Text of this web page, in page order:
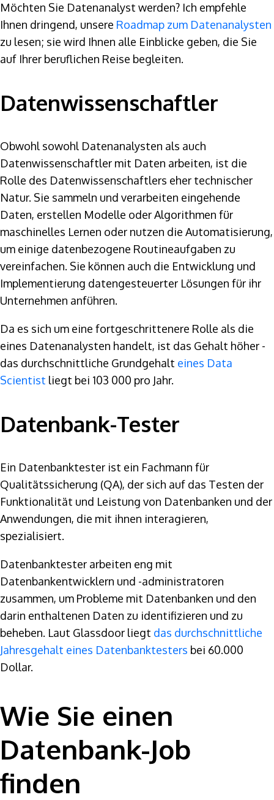
Möchten Sie Datenanalyst werden? Ich empfehle
Ihnen dringend, unsere Roadmap zum Datenanalysten
zu lesen; sie wird Ihnen alle Einblicke geben, die Sie
auf Ihrer beruflichen Reise begleiten.
Datenwissenschaftler
Obwohl sowohl Datenanalysten als auch
Datenwissenschaftler mit Daten arbeiten, ist die
Rolle des Datenwissenschaftlers eher technischer
Natur. Sie sammeln und verarbeiten eingehende
Daten, erstellen Modelle oder Algorithmen für
maschinelles Lernen oder nutzen die Automatisierung,
um einige datenbezogene Routineaufgaben zu
vereinfachen. Sie können auch die Entwicklung und
Implementierung datengesteuerter Lösungen für ihr
Unternehmen anführen.
Da es sich um eine fortgeschrittenere Rolle als die
eines Datenanalysten handelt, ist das Gehalt höher -
das durchschnittliche Grundgehalt eines Data
Scientist liegt bei 103 000 pro Jahr.
Datenbank-Tester
Ein Datenbanktester ist ein Fachmann für
Qualitätssicherung (QA), der sich auf das Testen der
Funktionalität und Leistung von Datenbanken und der
Anwendungen, die mit ihnen interagieren,
spezialisiert.
Datenbanktester arbeiten eng mit
Datenbankentwicklern und -administratoren
zusammen, um Probleme mit Datenbanken und den
darin enthaltenen Daten zu identifizieren und zu
beheben. Laut Glassdoor liegt das durchschnittliche
Jahresgehalt eines Datenbanktesters bei 60.000
Dollar.
Wie Sie einen
Datenbank-Job
finden